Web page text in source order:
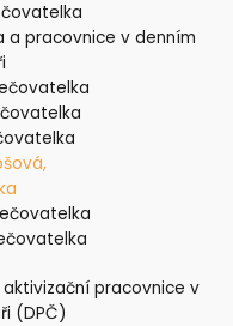
a pracovnice v denním
pracovnice v
(DPČ)